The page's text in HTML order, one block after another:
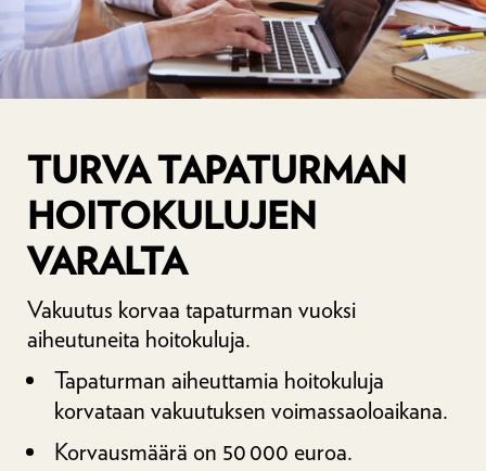
TURVA TAPATURMAN
HOITOKULUJEN
VARALTA
Vakuutus korvaa tapaturman vuoksi
aiheutuneita hoitokuluja.
Tapaturman aiheuttamia hoitokuluja
korvataan vakuutuksen voimassaoloaikana.
Korvausmäärä on 50 000 euroa.